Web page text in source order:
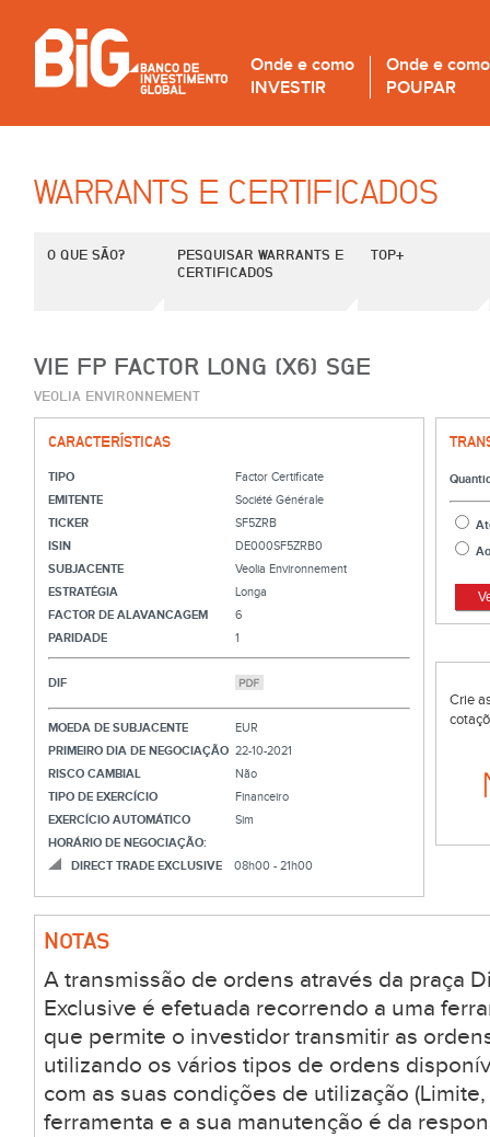
Onde e como
INVESTIR
Onde e como
POUPAR
WARRANTS E CERTIFICADOS
O QUE SÃO?
PESQUISAR WARRANTS E
CERTIFICADOS
TOP+
VIE FP FACTOR LONG (X6) SGE
VEOLIA ENVIRONNEMENT
CARACTERÍSTICAS
TIPO
Factor Certificate
EMITENTE
Société Générale
TICKER
SF5ZRB
ISIN
DE000SF5ZRB0
SUBJACENTE
Veolia Environnement
ESTRATÉGIA
Longa
FACTOR DE ALAVANCAGEM
6
PARIDADE
1
DIF
MOEDA DE SUBJACENTE
EUR
PRIMEIRO DIA DE NEGOCIAÇÃO 22-10-2021
RISCO CAMBIAL
Não
TIPO DE EXERCÍCIO
Financeiro
EXERCÍCIO AUTOMÁTICO
Sim
HORÁRIO DE NEGOCIAÇÃO:
DIRECT TRADE EXCLUSIVE
08h00 - 21h00
Crie
NOTAS
A transmissão de ordens através da praça
Exclusive é efetuada recorrendo a uma
que permite o investidor transmitir as
utilizando os vários tipos de ordens
com as suas condições de utilização
ferramenta e a sua manutenção é da